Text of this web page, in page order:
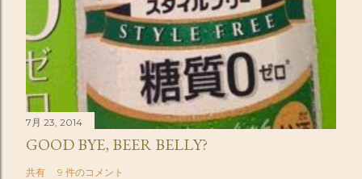
7月 23, 2014
GOOD BYE, BEER BELLY?
共有 9 件のコメント